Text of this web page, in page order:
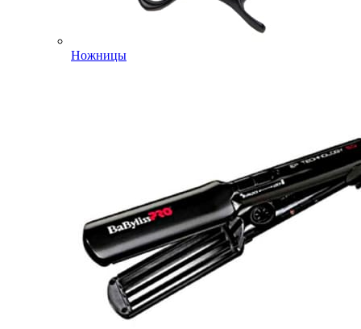
Ножницы